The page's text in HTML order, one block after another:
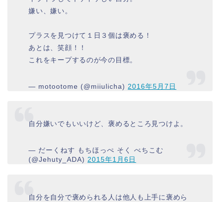
嫌い、嫌い。
プラスを見つけて１日３個は褒める！
あとは、笑顔！！
これをキープするのが今の目標。
— motootome (@miiulicha) 2016年5月7日
自分嫌いでもいいけど、褒めるところ見つけよ。
— だーくねす もちほっぺ そく べちこむ
(@Jehuty_ADA)2015年1月6日
自分を自分で褒められる人は他人も上手に褒めら